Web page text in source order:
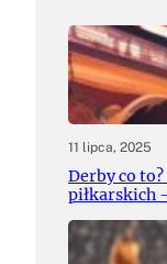
11 lipca, 2025
Derby co
piłkarskich